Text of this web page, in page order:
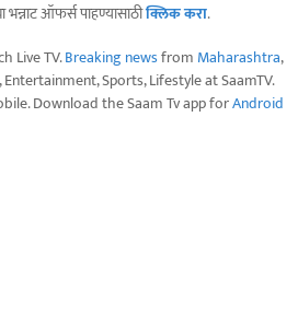
भन्नाट ऑफर्स पाहण्यासाठीक्लिक करा.
Live TV.Breaking newsfrom Maharashtra,
Entertainment, Sports, Lifestyle at SaamTV.
Download the Saam Tv app forAndroid